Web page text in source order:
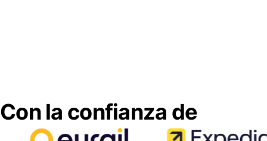
Con la confianza de